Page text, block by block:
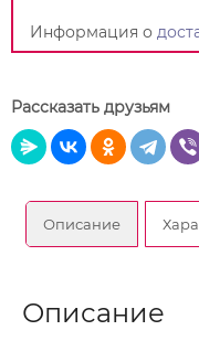
Информация о
Рассказать друзьям
Описание
Описание